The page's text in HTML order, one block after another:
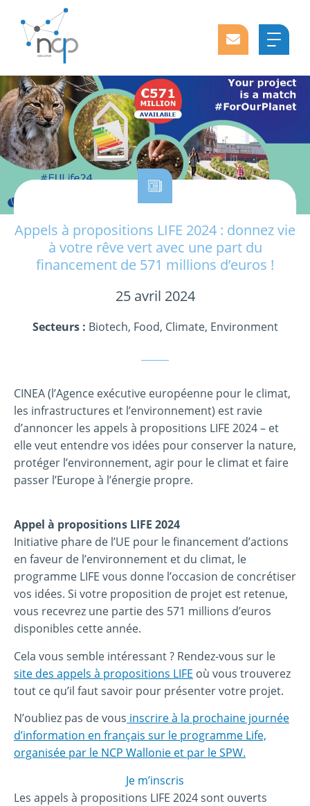
Appels à propositions LIFE 2024 : donnez vie
à votre rêve vert avec une part du
financement de 571 millions d’euros !
25 avril 2024
Secteurs : Biotech, Food, Climate, Environment
CINEA (l’Agence exécutive européenne pour le climat,
les infrastructures et l’environnement) est ravie
d’annoncer les appels à propositions LIFE 2024 – et
elle veut entendre vos idées pour conserver la nature,
protéger l’environnement, agir pour le climat et faire
passer l’Europe à l’énergie propre.
Appel à propositions LIFE 2024
Initiative phare de l’UE pour le financement d’actions
en faveur de l’environnement et du climat, le
programme LIFE vous donne l’occasion de concrétiser
vos idées. Si votre proposition de projet est retenue,
vous recevrez une partie des 571 millions d’euros
disponibles cette année.
Cela vous semble intéressant ? Rendez-vous sur le
site des appels à propositions LIFE où vous trouverez
tout ce qu’il faut savoir pour présenter votre projet.
N’oubliez pas de vous inscrire à la prochaine journée
d’information en français sur le programme Life,
organisée par le NCP Wallonie et par le SPW.
Je m’inscris
Les appels à propositions LIFE 2024 sont ouverts